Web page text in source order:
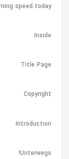
speed today!
Inside
Title Page
Copyright
Introduction
Unterwegs!